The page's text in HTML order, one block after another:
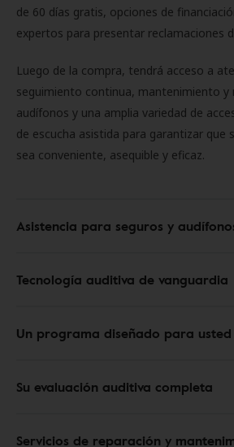
de 60 días gratis, opciones de
expertos para presentar reclamaciones
Luego de la compra, tendrá acceso a
seguimiento continua, mantenimiento y
audífonos y una amplia variedad de
de escucha asistida para garantizar que
sea conveniente, asequible y eficaz.
Asistencia para seguros y
Tecnología auditiva de vanguardia
Un programa diseñado para usted
Su evaluación auditiva completa
Servicios de reparación y